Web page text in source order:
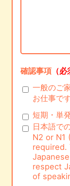
確認事項 （必
一般のご
お仕事です
短期・単
日本語で
N2 or N1
required.
respect
of